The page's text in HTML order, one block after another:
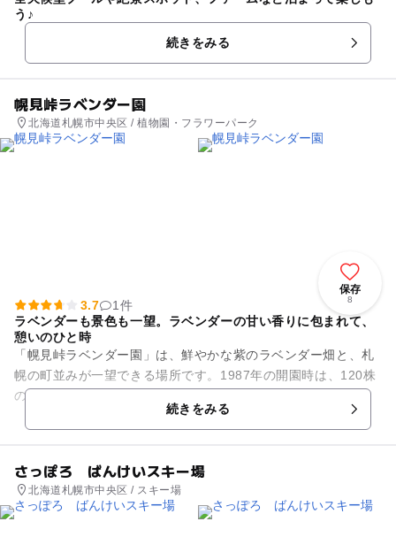
う♪
続きをみる
幌見峠ラベンダー園
北海道札幌市中央区 / 植物園・フラワーパーク
保存
8
3.7
1件
ラベンダーも景色も一望。ラベンダーの甘い香りに包まれて、
憩いのひと時
「幌見峠ラベンダー園」は、鮮やかな紫のラベンダー畑と、札
幌の町並みが一望できる場所です。1987年の開園時は、120株
のラベンダーが植えられていましたが、現在では約8,000株に
続きをみる
さっぽろ ばんけいスキー場
北海道札幌市中央区 / スキー場